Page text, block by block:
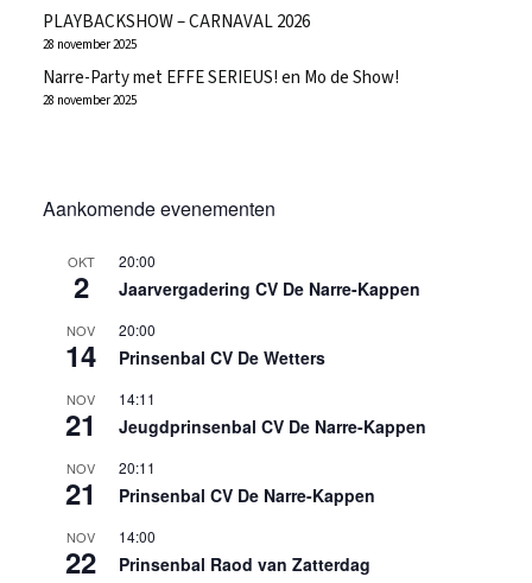
PLAYBACKSHOW – CARNAVAL 2026
28 november 2025
Narre-Party met EFFE SERIEUS! en Mo de Show!
28 november 2025
Aankomende evenementen
OKT
2
20:00
Jaarvergadering CV De Narre-Kappen
NOV
14
20:00
Prinsenbal CV De Wetters
NOV
21
14:11
Jeugdprinsenbal CV De Narre-Kappen
NOV
21
20:11
Prinsenbal CV De Narre-Kappen
NOV
22
14:00
Prinsenbal Raod van Zatterdag